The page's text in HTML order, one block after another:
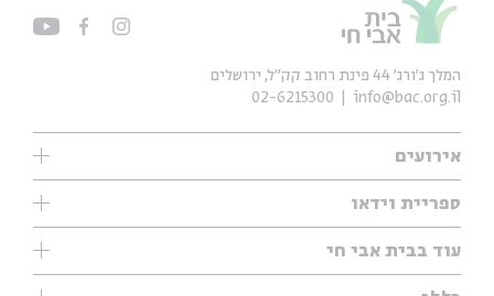
אירועים
עיון
אנגלית
ספריית וידאו
ילדים
מוזיקה
עיון
עוד בבית אבי חי
תערוכות
המלך ג'ורג' 44 פינת רחוב קק״ל, ירושלים
info@bac.org.il
02-6215300